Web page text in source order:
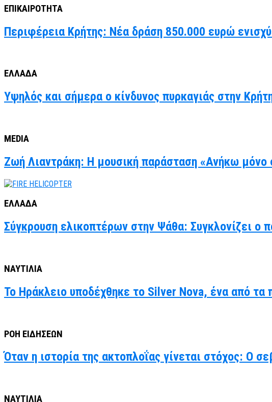
ΕΠΙΚΑΙΡΟΤΗΤΑ
Περιφέρεια Κρήτης: Νέα δράση 850.000 ευρώ
ΕΛΛΑΔΑ
Υψηλός και σήμερα ο κίνδυνος πυρκαγιάς στην
MEDIA
Ζωή Λιαντράκη: Η μουσική παράσταση «Ανήκω μόνο
ΕΛΛΑΔΑ
Σύγκρουση ελικοπτέρων στην Ψάθα: Συγκλονίζει ο
ΝΑΥΤΙΛΙΑ
Το Ηράκλειο υποδέχθηκε το Silver Nova, ένα από τα
ΡΟΗ ΕΙΔΗΣΕΩΝ
Όταν η ιστορία της ακτοπλοΐας γίνεται στόχος: Ο
ΝΑΥΤΙΛΙΑ